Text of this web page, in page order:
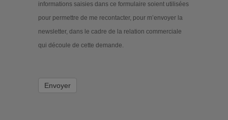
informations saisies dans ce formulaire soient utilisées
pour permettre de me recontacter, pour m’envoyer la
newsletter, dans le cadre de la relation commerciale
qui découle de cette demande.
Envoyer